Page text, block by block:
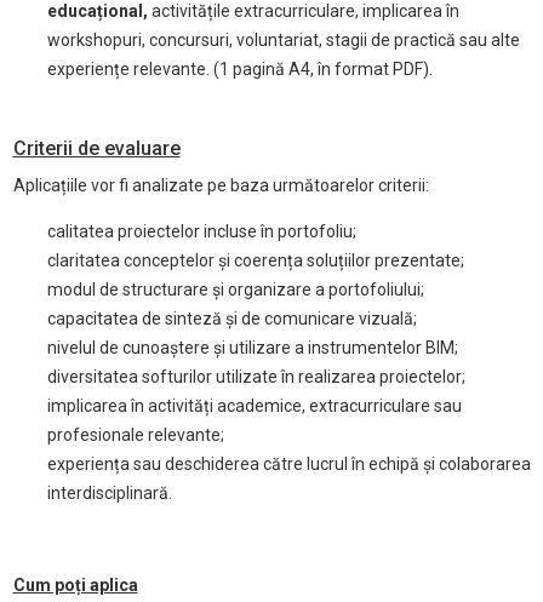
educațional, activitățile extracurriculare, implicarea în
workshopuri, concursuri, voluntariat, stagii de practică sau alte
experiențe relevante. (1 pagină A4, în format PDF).
Criterii de evaluare
Aplicațiile vor fi analizate pe baza următoarelor criterii:
calitatea proiectelor incluse în portofoliu;
claritatea conceptelor și coerența soluțiilor prezentate;
modul de structurare și organizare a portofoliului;
capacitatea de sinteză și de comunicare vizuală;
nivelul de cunoaștere și utilizare a instrumentelor BIM;
diversitatea softurilor utilizate în realizarea proiectelor;
implicarea în activități academice, extracurriculare sau
profesionale relevante;
experiența sau deschiderea către lucrul în echipă și colaborarea
interdisciplinară.
Cum poți aplica